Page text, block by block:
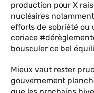
production pour X
nucléaires
efforts de sobriété ou
coriace
bousculer ce bel
Mieux vaut rester
gouvernement